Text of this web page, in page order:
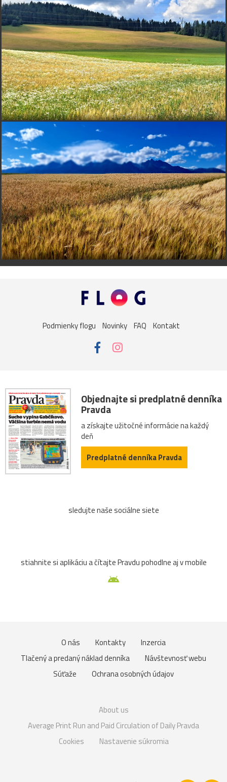
Podmienky flogu Novinky FAQ Kontakt
Objednajte si predplatné denníka
Pravda
a získajte užitočné informácie na každý
deň
Predplatné denníka Pravda
sledujte naše sociálne siete
stiahnite si aplikáciu a čítajte Pravdu pohodlne aj v mobile
O nás Kontakty
Inzercia
Tlačený a predaný náklad denníka
Návštevnosť webu
Súťaže
Ochrana osobných údajov
About us
Average Print Run and Paid Circulation of Daily Pravda
Cookies
Nastavenie súkromia